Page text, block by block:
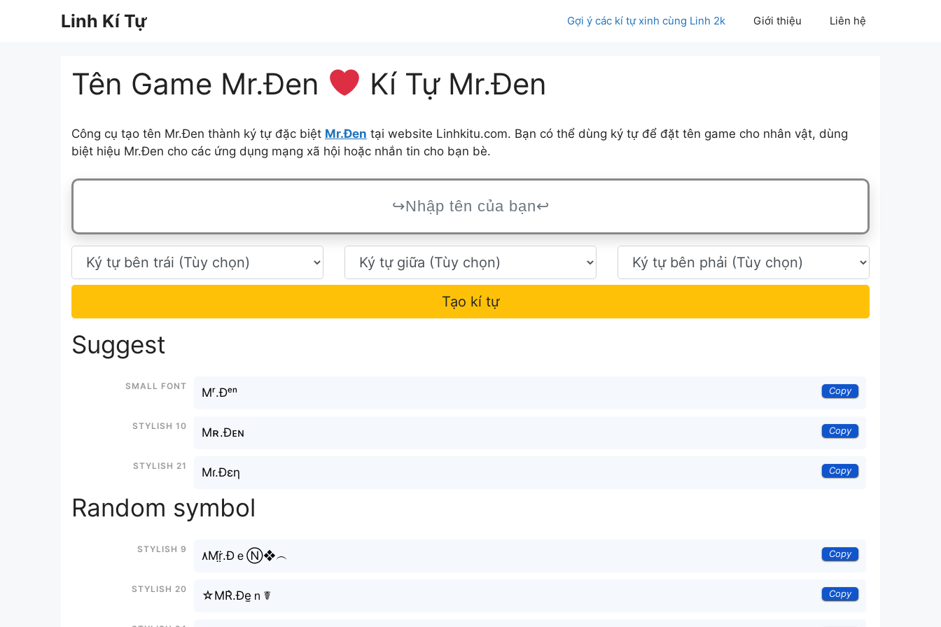
Linh Kí Tự Gợi ý các kí tự xinh cùng Linh 2k Giới thiệu Liên hệ
Tên Game Mr.Đen Kí Tự Mr.Đen
Công cụ tạo tên Mr.Đen thành ký tự đặc biệt Mr.Đen tại website Linhkitu.com. Bạn có thể dùng ký tự để đặt tên game cho nhân vật, dùng
biệt hiệu Mr.Đen cho các ứng dụng mạng xã hội hoặc nhắn tin cho bạn bè.
Tạo kí tự
Suggest
Small font
Mʳ.Đᵉⁿ Copy
Stylish 10
Mʀ.Đᴇɴ Copy
Stylish 21
Mɾ.Đεη Copy
Random symbol
Stylish 9
۸Mr̤̈.ĐｅⓃ❖︵ Copy
Stylish 20
☆MR͛.Đe̫ｎ☤ Copy